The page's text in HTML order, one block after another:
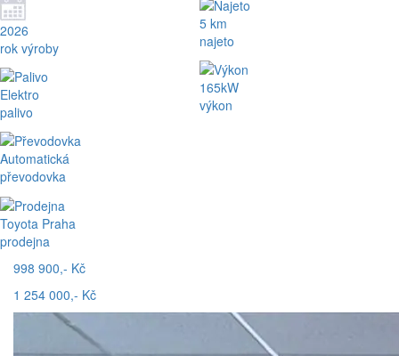
2026
rok výroby
Elektro
palivo
Automatická
převodovka
Toyota Praha
prodejna
5 km
najeto
165kW
výkon
998 900,- Kč
1 254 000,- Kč